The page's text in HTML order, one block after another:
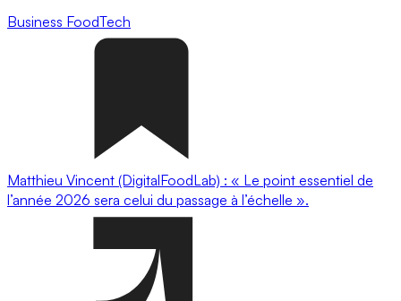
Business FoodTech
Matthieu Vincent (DigitalFoodLab) : « Le point essentiel de
l’année 2026 sera celui du passage à l’échelle ».